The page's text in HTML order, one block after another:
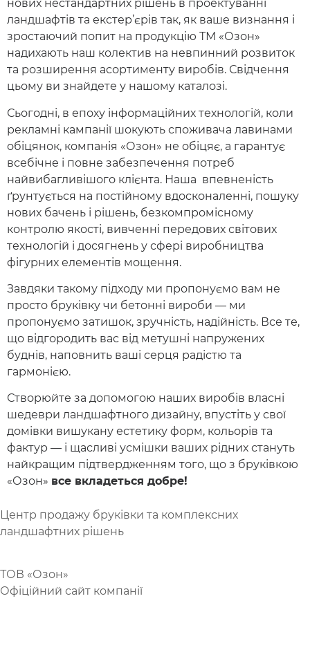
нових нестандартних рішень в проектуванні
ландшафтів та екстер’єрів так, як ваше визнання і
зростаючий попит на продукцію ТМ «Озон»
надихають наш колектив на невпинний розвиток
та розширення асортименту виробів. Свідчення
цьому ви знайдете у нашому каталозі.
Сьогодні, в епоху інформаційних технологій, коли
рекламні кампанії шокують споживача лавинами
обіцянок, компанія «Озон» не обіцяє, а гарантує
всебічне і повне забезпечення потреб
найвибагливішого клієнта. Наша впевненість
ґрунтується на постійному вдосконаленні, пошуку
нових бачень і рішень, безкомпромісному
контролю якості, вивченні передових світових
технологій і досягнень у сфері виробництва
фігурних елементів мощення.
Завдяки такому підходу ми пропонуємо вам не
просто бруківку чи бетонні вироби — ми
пропонуємо затишок, зручність, надійність. Все те,
що відгородить вас від метушні напружених
буднів, наповнить ваші серця радістю та
гармонією.
Створюйте за допомогою наших виробів власні
шедеври ландшафтного дизайну, впустіть у свої
домівки вишукану естетику форм, кольорів та
фактур — і щасливі усмішки ваших рідних стануть
найкращим підтвердженням того, що з бруківкою
«Озон» все вкладеться добре!
Центр продажу бруківки та комплексних
ландшафтних рішень
ТОВ «Озон»
Офіційний сайт компанії